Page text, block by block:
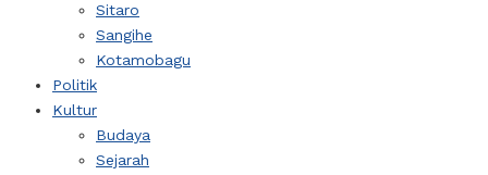
Sitaro
Sangihe
Kotamobagu
Politik
Kultur
Budaya
Sejarah